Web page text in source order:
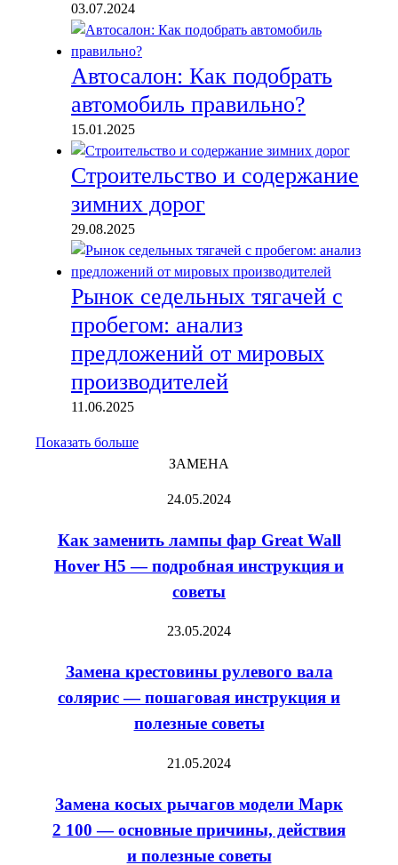
03.07.2024
Автосалон: Как подобрать
автомобиль правильно?
15.01.2025
Строительство и содержание
зимних дорог
29.08.2025
Рынок седельных тягачей с
пробегом: анализ
предложений от мировых
производителей
11.06.2025
Показать больше
ЗАМЕНА
Как
лампы
фар
Hover
—
инструкция
и
24.05.2024
Как заменить лампы фар Great Wall
Hover H5 — подробная инструкция и
советы
Замена
рулевого
вала
пошаговая
и
советы
23.05.2024
Замена крестовины рулевого вала
солярис — пошаговая инструкция и
полезные советы
Замена
рычагов
модели
21.05.2024
Замена косых рычагов модели Марк
2 100 — основные причины, действия
и полезные советы